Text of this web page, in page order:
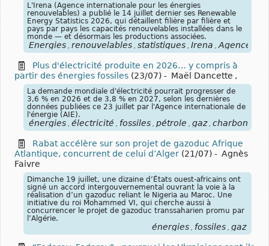
L'Irena (Agence internationale pour les énergies
renouvelables) a publié le 14 juillet dernier ses Renewable
Energy Statistics 2026, qui détaillent filière par filière et
pays par pays les capacités renouvelables installées dans le
monde — et désormais les productions associées.
Énergies renouvelables statistiques Irena Agence
Plus d'électricité produite en 2026… y compris à
partir des énergies fossiles (23/07) - Maël Dancette ,
La demande mondiale d'électricité pourrait progresser de
3,6 % en 2026 et de 3,8 % en 2027, selon les dernières
données publiées ce 23 juillet par l'Agence internationale de
l'énergie (AIE).
énergies électricité fossiles pétrole gaz charbon
Rabat accélère sur son projet de gazoduc Afrique
Atlantique, concurrent de celui d’Alger (21/07) - Agnès
Faivre
Dimanche 19 juillet, une dizaine d’États ouest-africains ont
signé un accord intergouvernemental ouvrant la voie à la
réalisation d’un gazoduc reliant le Nigeria au Maroc. Une
initiative du roi Mohammed VI, qui cherche aussi à
concurrencer le projet de gazoduc transsaharien promu par
l’Algérie.
énergies fossiles gaz